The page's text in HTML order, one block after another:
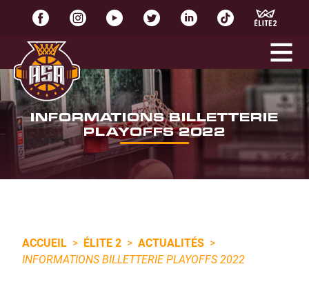
INFORMATIONS BILLETTERIE
PLAYOFFS 2022
ACCUEIL > ÉLITE 2 > ACTUALITÉS >
INFORMATIONS BILLETTERIE PLAYOFFS 2022